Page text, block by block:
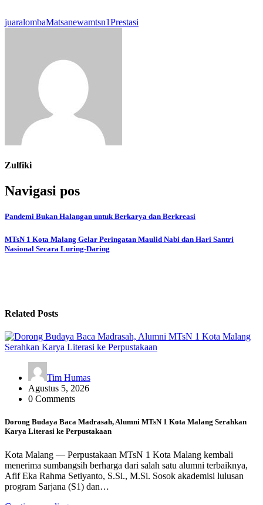
juaralombaMatsanewamtsn1Prestasi
Zulfiki
Navigasi pos
Pandemi Bukan Halangan untuk Berkarya dan Berkreasi
MTsN 1 Kota Malang Gelar Peringatan Maulid Nabi dan Hari Santri
Nasional Secara Luring-Daring
Related Posts
Tim Humas
Agustus 5, 2026
0 Comments
Dorong Budaya Baca Madrasah, Alumni MTsN 1 Kota Malang Serahkan
Karya Literasi ke Perpustakaan
Kota Malang — Perpustakaan MTsN 1 Kota Malang kembali
menerima sumbangsih berharga dari salah satu alumni terbaiknya,
Afif Eka Rahma Setiyanto, S.Si., M.Si. Sosok akademisi lulusan
program Sarjana (S1) dan…